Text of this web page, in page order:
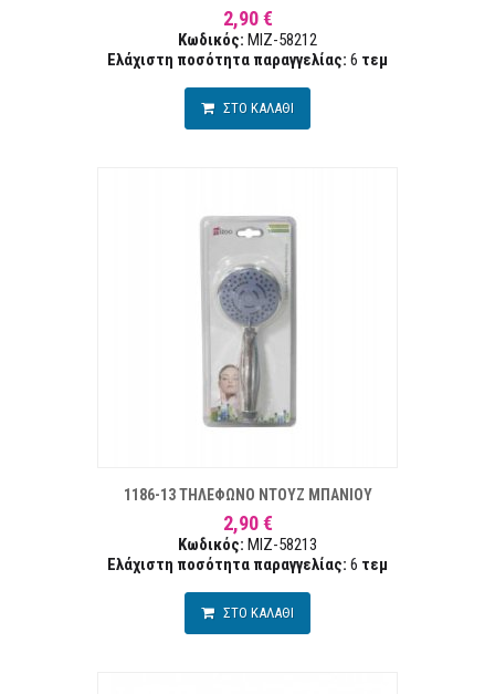
2,90 €
Κωδικός: MIZ-58212
Ελάχιστη ποσότητα παραγγελίας: 6 τεμ
ΣΤΟ ΚΑΛΑΘΙ
1186-13 ΤΗΛΕΦΩΝΟ ΝΤΟΥΖ ΜΠΑΝΙΟΥ
2,90 €
Κωδικός: MIZ-58213
Ελάχιστη ποσότητα παραγγελίας: 6 τεμ
ΣΤΟ ΚΑΛΑΘΙ